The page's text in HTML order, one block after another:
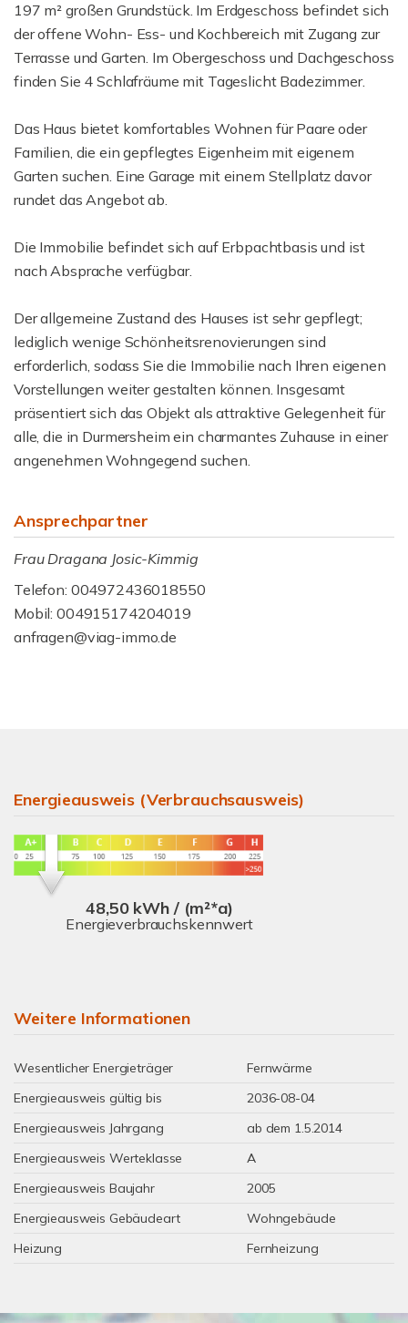
197 m² großen Grundstück. Im Erdgeschoss befindet sich
der offene Wohn- Ess- und Kochbereich mit Zugang zur
Terrasse und Garten. Im Obergeschoss und Dachgeschoss
finden Sie 4 Schlafräume mit Tageslicht Badezimmer.
Das Haus bietet komfortables Wohnen für Paare oder
Familien, die ein gepflegtes Eigenheim mit eigenem
Garten suchen. Eine Garage mit einem Stellplatz davor
rundet das Angebot ab.
Die Immobilie befindet sich auf Erbpachtbasis und ist
nach Absprache verfügbar.
Der allgemeine Zustand des Hauses ist sehr gepflegt;
lediglich wenige Schönheitsrenovierungen sind
erforderlich, sodass Sie die Immobilie nach Ihren eigenen
Vorstellungen weiter gestalten können. Insgesamt
präsentiert sich das Objekt als attraktive Gelegenheit für
alle, die in Durmersheim ein charmantes Zuhause in einer
angenehmen Wohngegend suchen.
Ansprechpartner
Frau Dragana Josic-Kimmig
Telefon: 004972436018550
Mobil: 004915174204019
anfragen@viag-immo.de
Energieausweis (Verbrauchsausweis)
48,50 kWh / (m²*a)
Energieverbrauchskennwert
Weitere Informationen
Wesentlicher Energieträger
Fernwärme
Energieausweis gültig bis
2036-08-04
Energieausweis Jahrgang
ab dem 1.5.2014
Energieausweis Werteklasse
A
Energieausweis Baujahr
2005
Energieausweis Gebäudeart
Wohngebäude
Heizung
Fernheizung